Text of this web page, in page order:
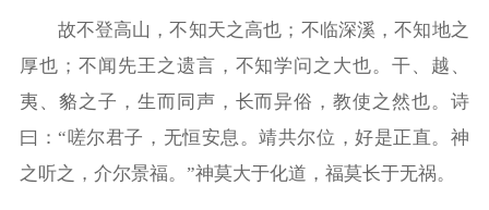
故不登高山，不知天之高也；不临深溪，不知地之
厚也；不闻先王之遗言，不知学问之大也。干、越、
夷、貉之子，生而同声，长而异俗，教使之然也。诗
曰：“嗟尔君子，无恒安息。靖共尔位，好是正直。神
之听之，介尔景福。”神莫大于化道，福莫长于无祸。